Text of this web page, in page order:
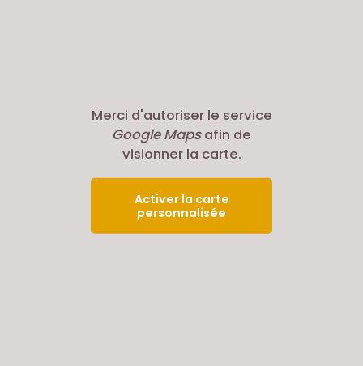
Merci d'autoriser le service
Google Mapsafin de
visionner la carte.
Activer la carte
personnalisée